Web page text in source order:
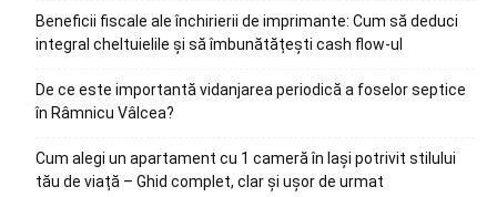
Beneficii fiscale ale închirierii de imprimante: Cum să deduci
integral cheltuielile și să îmbunătățești cash flow-ul
De ce este importantă vidanjarea periodică a foselor septice
în Râmnicu Vâlcea?
Cum alegi un apartament cu 1 cameră în Iași potrivit stilului
tău de viață – Ghid complet, clar și ușor de urmat